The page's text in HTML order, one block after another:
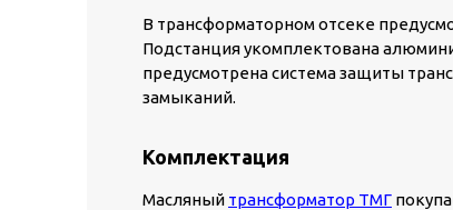
В трансформаторном отсеке
Подстанция укомплектована
предусмотрена система защиты
замыканий.
Комплектация
Масляный трансформатор ТМГ